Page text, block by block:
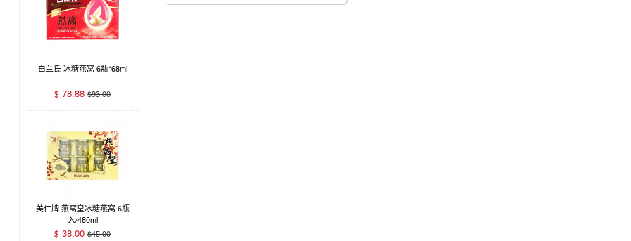
白兰氏 冰糖燕窝 6瓶*68ml
$ 78.88 $93.00
美仁牌 燕窝皇冰糖燕窝 6瓶
入/480ml
$ 38.00 $45.00